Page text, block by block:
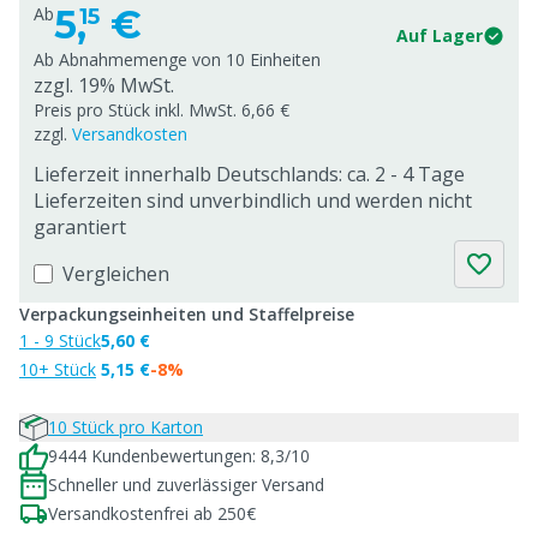
Ab5,15 €
Auf Lager
Ab Abnahmemenge von 10 Einheiten
zzgl. 19% MwSt.
Preis pro Stück inkl. MwSt. 6,66 €
zzgl. Versandkosten
Lieferzeit innerhalb Deutschlands: ca. 2 - 4 Tage
Lieferzeiten sind unverbindlich und werden nicht
garantiert
Vergleichen
Verpackungseinheiten und Staffelpreise
1 - 9 Stück
10+ Stück
5,60 €
5,15 €-8%
10 Stück pro Karton
9444 Kundenbewertungen: 8,3/10
Schneller und zuverlässiger Versand
Versandkostenfrei ab 250€